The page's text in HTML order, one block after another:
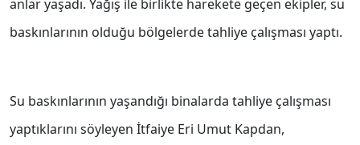
anlar yaşadı. Yağış ile birlikte harekete geçen ekipler, su
baskınlarının olduğu bölgelerde tahliye çalışması yaptı.
Su baskınlarının yaşandığı binalarda tahliye çalışması
yaptıklarını söyleyen İtfaiye Eri Umut Kapdan,